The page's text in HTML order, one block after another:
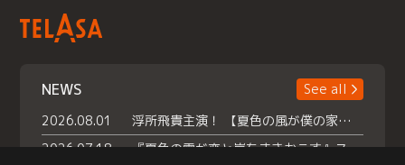
NEWS
See all
2026.08.01
浮所飛貴主演！ 【夏色の風が僕の家にやってきた】 本日よりテラサで独占配信スタート！
2026.07.18
『夏色の雲が恋と嵐をまきおこす』スペシャルメイキング 【Part1】2026年７月18日（土）23時30分～配信スタート！話題のシーンの裏側を大公開！豪華キャスト大集合！ 『武宮家 真夏の家族会議』開催！